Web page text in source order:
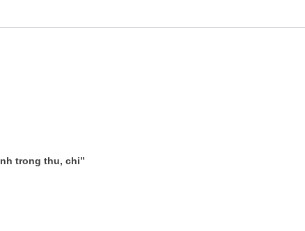
trong thu, chi”